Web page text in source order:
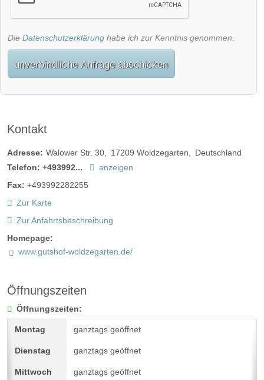
Die Datenschutzerklärung habe ich zur Kenntnis genommen.
unverbindliche Anfrage abschicken
Kontakt
Adresse: Walower Str. 30 17209 Woldzegarten
Deutschland
Telefon: +493992...
anzeigen
Fax: +493992282255
Zur Karte
Zur Anfahrtsbeschreibung
Homepage:
www.gutshof-woldzegarten.de/
Öffnungszeiten
Öffnungszeiten:
ganztags geöffnet
ganztags geöffnet
ganztags geöffnet